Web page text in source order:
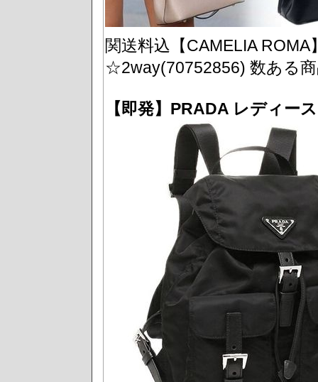
関送料込【CAMELIA
☆2way(70752856) 数ある
【即発】PRADA レディー